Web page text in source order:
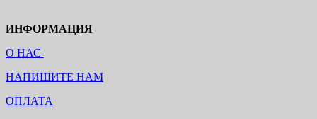
ИНФОРМАЦИЯ
О НАС
НАПИШИТЕ НАМ
ОПЛАТА